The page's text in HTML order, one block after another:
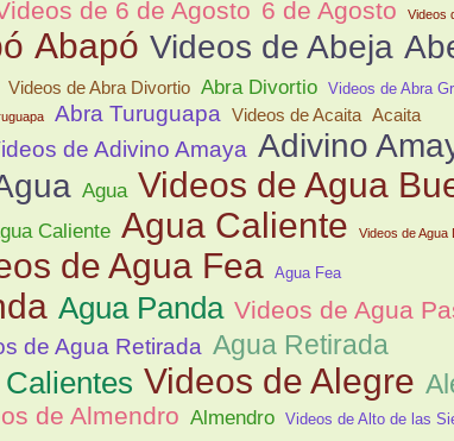
de 6 de Agosto 6 de Agosto Videos
Abapó Videos de Abeja
Videos de Abra Divortio Abra Divortio Videos de Abra
Abra Turuguapa Videos de Acaita Acaita
de Adivino Amaya Adivino
Agua Videos de Agua
Caliente Agua Caliente Videos de Agua
de Agua Fea Agua Fea
Agua Panda Videos de Agua
de Agua Retirada Agua Retirada
Videos de Alegre
de Almendro Almendro Videos de Alto de las